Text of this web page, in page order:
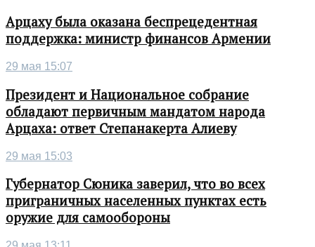
Арцаху была оказана беспрецедентная
поддержка: министр финансов Армении
29 мая 15:07
Президент и Национальное собрание
обладают первичным мандатом народа
Арцаха: ответ Степанакерта Алиеву
29 мая 15:03
Губернатор Сюника заверил, что во всех
приграничных населенных пунктах есть
оружие для самообороны